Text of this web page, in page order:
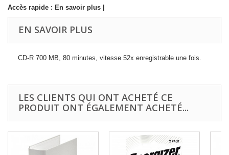
Accès rapide : En savoir plus
EN SAVOIR PLUS
CD-R 700 MB, 80 minutes, vitesse 52x enregistrable une fois.
LES CLIENTS QUI ONT ACHETÉ CE
PRODUIT ONT ÉGALEMENT ACHETÉ...